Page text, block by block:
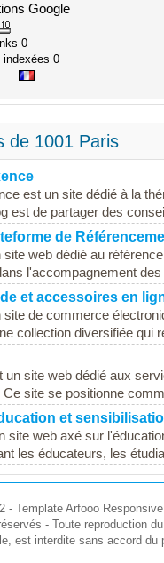
Google
0
indexées 0
de 1001 Paris
est un site dédié à la
est de partager des
de
site web dédié au
l'accompagnement
et accessoires en
site de commerce
collection diversifiée qui
un site web dédié aux
site se positionne
et
site web axé sur
les éducateurs, les
- Template Arfooo
- Toute reproduction
est interdite sans accord du